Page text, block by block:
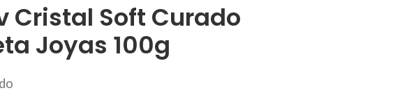
Cristal Soft Curado
Joyas 100g